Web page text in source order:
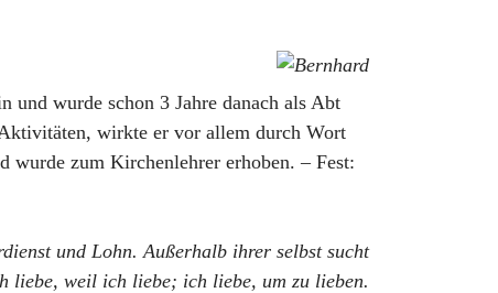
wurde schon 3 Jahre danach als Abt
wirkte er vor allem durch Wort
wurde zum Kirchenlehrer erhoben. – Fest:
und Lohn. Außerhalb ihrer selbst sucht
liebe, weil ich liebe; ich liebe, um zu lieben.